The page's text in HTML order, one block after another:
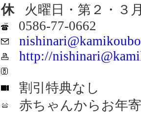
休火曜日・第２・３
0586-77-0662
http://
割引特典なし
赤ちゃんからお年